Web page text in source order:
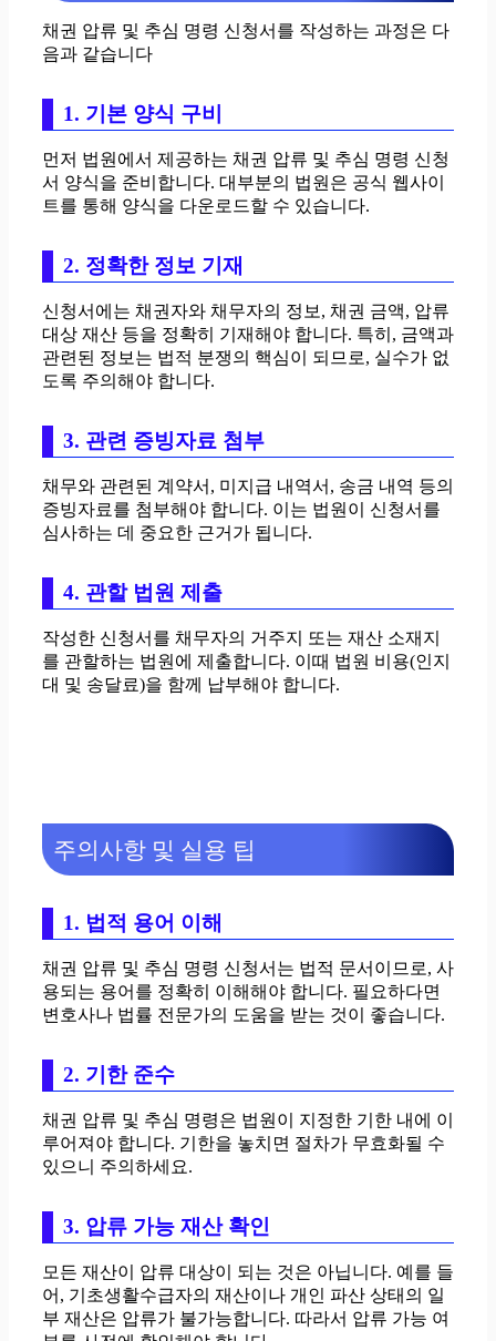
채권 압류 및 추심 명령 신청서를 작성하는 과정은 다
음과 같습니다
1. 기본 양식 구비
먼저 법원에서 제공하는 채권 압류 및 추심 명령 신청
서 양식을 준비합니다. 대부분의 법원은 공식 웹사이
트를 통해 양식을 다운로드할 수 있습니다.
2. 정확한 정보 기재
신청서에는 채권자와 채무자의 정보, 채권 금액, 압류
대상 재산 등을 정확히 기재해야 합니다. 특히, 금액과
관련된 정보는 법적 분쟁의 핵심이 되므로, 실수가 없
도록 주의해야 합니다.
3. 관련 증빙자료 첨부
채무와 관련된 계약서, 미지급 내역서, 송금 내역 등의
증빙자료를 첨부해야 합니다. 이는 법원이 신청서를
심사하는 데 중요한 근거가 됩니다.
4. 관할 법원 제출
작성한 신청서를 채무자의 거주지 또는 재산 소재지
를 관할하는 법원에 제출합니다. 이때 법원 비용(인지
대 및 송달료)을 함께 납부해야 합니다.
주의사항 및 실용 팁
1. 법적 용어 이해
채권 압류 및 추심 명령 신청서는 법적 문서이므로, 사
용되는 용어를 정확히 이해해야 합니다. 필요하다면
변호사나 법률 전문가의 도움을 받는 것이 좋습니다.
2. 기한 준수
채권 압류 및 추심 명령은 법원이 지정한 기한 내에 이
루어져야 합니다. 기한을 놓치면 절차가 무효화될 수
있으니 주의하세요.
3. 압류 가능 재산 확인
모든 재산이 압류 대상이 되는 것은 아닙니다. 예를 들
어, 기초생활수급자의 재산이나 개인 파산 상태의 일
부 재산은 압류가 불가능합니다. 따라서 압류 가능 여